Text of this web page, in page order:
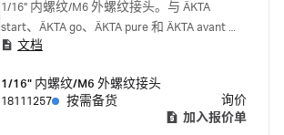
1/16" 内螺纹/M6 外螺纹接头。与 ÄKTA
start、ÄKTA go、ÄKTA pure 和 ÄKTA avant 配
套使用。 与下列一起使用: 1/16"外螺纹指拧
18117263
文档
1/16" 内螺纹/M6 外螺纹接头
18111257
按需备货
询价
加入报价单